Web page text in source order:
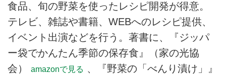
食品、旬の野菜を使ったレシピ開発が得意。
テレビ、雑誌や書籍、WEBへのレシピ提供、
イベント出演などを行う。著書に、『ジッパ
ー袋でかんたん季節の保存食』（家の光協
会）
amazonで見る 、『野菜の「べんり漬け」』